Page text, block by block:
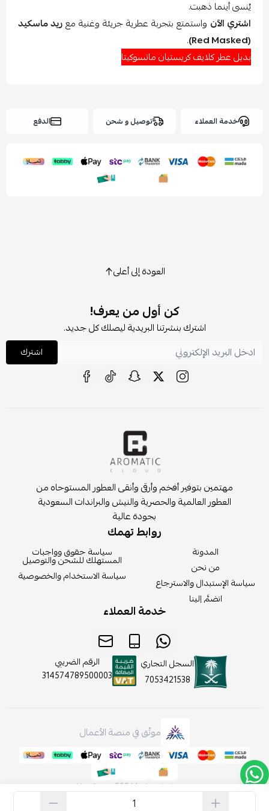
يُنسى أينما ذهبت.
اشتري الآن واستمتع بتجربة عطرية جريئة وغنية معريد ماسكيد
(Red Masked)
.
بديل عطر كلايف كريستيان ماتسوكيتا
خدمة العملاء توصيل و شحن الدفع
العودة إلى أعلى
كن أول من يعرف!
اشترك بنشرتنا البريدية ليصلك كل جديد.
اشترك
مهتمين بتوفير أفخم وأرقى وأنقى العطور المستوحاه من
العطور العالمية والحصرية والنيش والبراندات السعودية
بجودة عالية
روابط تهمك
المدونة
من نحن
سياسة الإستبدال والاسترجاع
انضمَّ إلينا
سياسة حقوق وواجبات
المستهلك للشحن والتوصيل
سياسة الاستخدام والخصوصية
خدمة العملاء
السجل التجاري
7053421538
الرقم الضريبي
314574789500003
موثّق في منصة الأعمال
صنع بإتقان على | 2026 منصة سلة